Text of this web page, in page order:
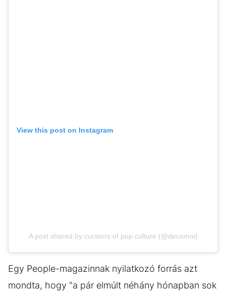
View this post on Instagram
A post shared by curators of pop culture (@deuxmoi)
Egy People-magazinnak nyilatkozó forrás azt
mondta, hogy "a pár elmúlt néhány hónapban sok